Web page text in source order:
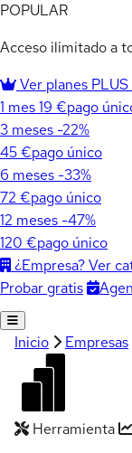
POPULAR
Acceso ilimitado a
Ver planes PLUS
1 mes19 €pago
3 meses -22%
45 €pago único
6 meses -33%
72 €pago único
12 meses -47%
120 €pago único
¿Empresa? Ver
Probar gratis
Inicio Empresas
Herramienta